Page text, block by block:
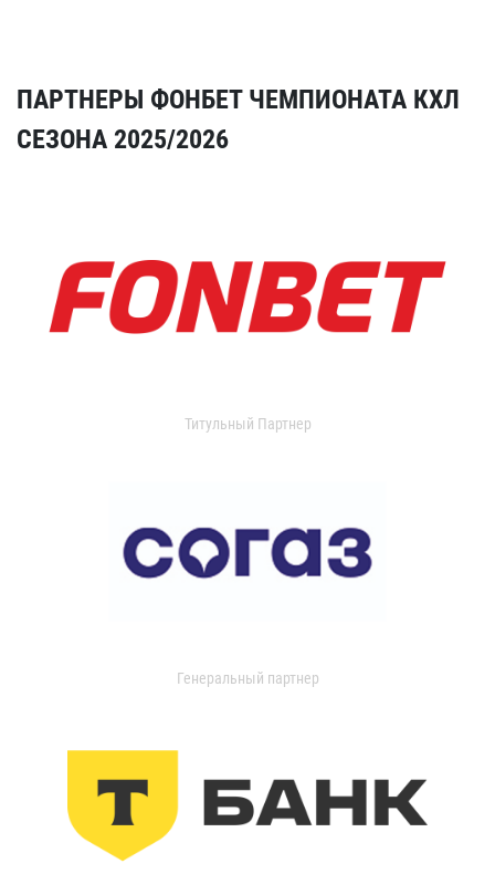
ПАРТНЕРЫ ФОНБЕТ ЧЕМПИОНАТА КХЛ
СЕЗОНА 2025/2026
Титульный Партнер
Генеральный партнер